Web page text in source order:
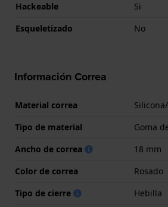
Hackeable
Si
Esqueletizado
No
Información Correa
Material correa
Tipo de material
Goma
Ancho de correa
18 mm
Color de correa
Rosado
Tipo de cierre
Hebilla